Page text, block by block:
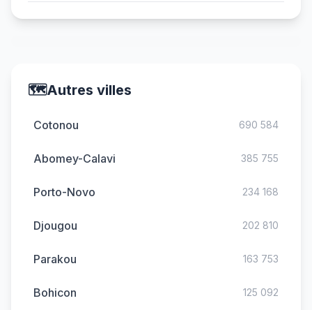
🗺️Autres villes
Cotonou 690 584
Abomey-Calavi 385 755
Porto-Novo 234 168
Djougou 202 810
Parakou 163 753
Bohicon 125 092